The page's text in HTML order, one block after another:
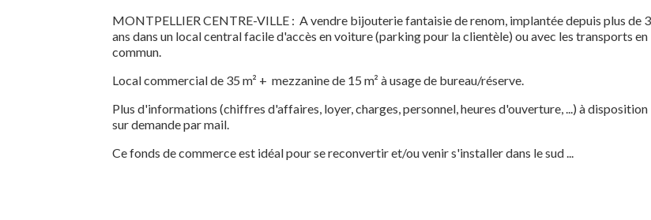
MONTPELLIER CENTRE-VILLE : A vendre bijouterie fantaisie de renom, implantée depuis plus de
ans dans un local central facile d'accès en voiture (parking pour la clientèle) ou avec les transports en
commun.
Local commercial de 35 m² + mezzanine de 15 m² à usage de bureau/réserve.
Plus d'informations (chiffres d'affaires, loyer, charges, personnel, heures d'ouverture, ...) à disposition
sur demande par mail.
Ce fonds de commerce est idéal pour se reconvertir et/ou venir s'installer dans le sud ...